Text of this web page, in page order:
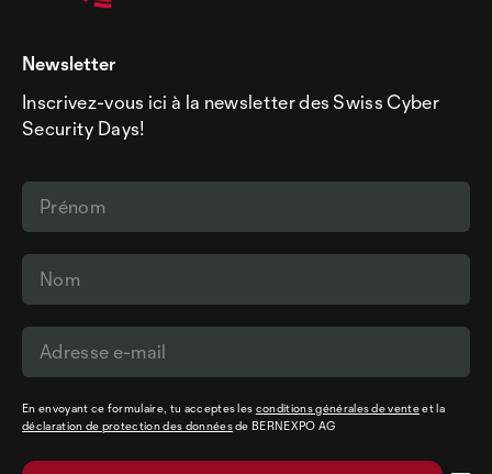
Newsletter
Inscrivez-vous ici à la newsletter des Swiss Cyber
Security Days!
En envoyant ce formulaire, tu acceptes les conditions générales de venteet la
déclaration de protection des donnéesde BERNEXPO AG